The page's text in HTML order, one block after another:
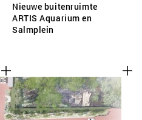
Nieuwe buitenruimte
ARTIS Aquarium en
Salmplein